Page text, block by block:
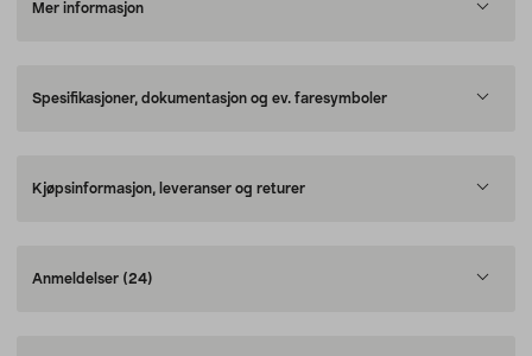
Mer informasjon
Spesifikasjoner, dokumentasjon og ev. faresymboler
Kjøpsinformasjon, leveranser og returer
Anmeldelser (24)